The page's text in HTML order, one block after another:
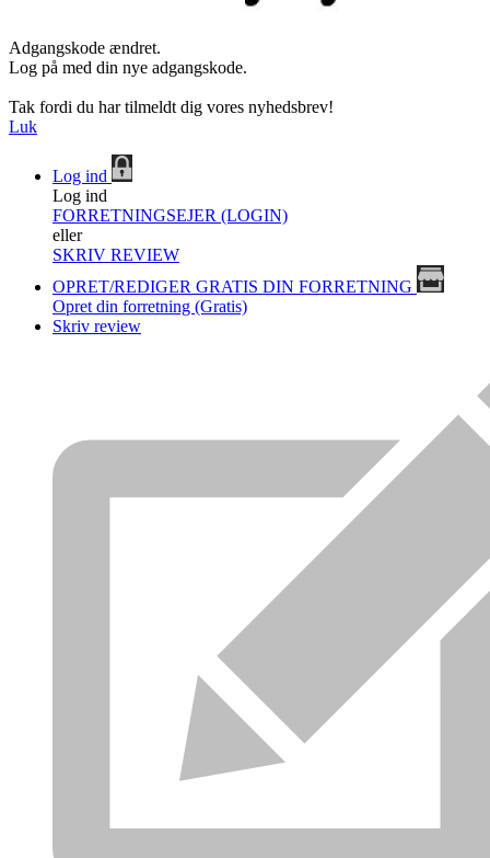
Adgangskode ændret.
Log på med din nye adgangskode.
Tak fordi du har tilmeldt dig vores nyhedsbrev!
Luk
Log ind
Log ind
FORRETNINGSEJER (LOGIN)
eller
SKRIV REVIEW
OPRET/REDIGER GRATIS DIN FORRETNING
Opret din forretning (Gratis)
Skriv review